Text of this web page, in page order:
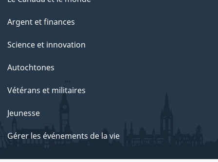
Argent et finances
Science et innovation
Autochtones
Vétérans et militaires
Jeunesse
Gérer les événements de la vie